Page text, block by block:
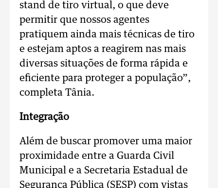
stand de tiro virtual, o que deve
permitir que nossos agentes
pratiquem ainda mais técnicas de tiro
e estejam aptos a reagirem nas mais
diversas situações de forma rápida e
eficiente para proteger a população”,
completa Tânia.
Integração
Além de buscar promover uma maior
proximidade entre a Guarda Civil
Municipal e a Secretaria Estadual de
Segurança Pública (SESP) com vistas